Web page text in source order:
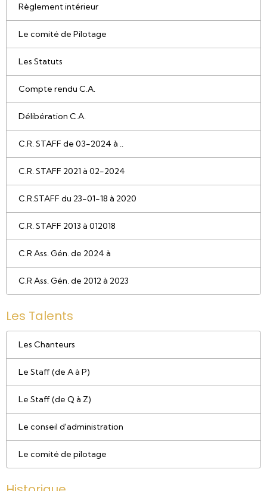
Règlement intérieur
Le comité de Pilotage
Les Statuts
Compte rendu C.A.
Délibération C.A.
C.R. STAFF de 03-2024 à ..
C.R. STAFF 2021 à 02-2024
C.R.STAFF du 23-01-18 à 2020
C.R. STAFF 2013 à 012018
C.R Ass. Gén. de 2024 à
C.R Ass. Gén. de 2012 à 2023
Les Talents
Les Chanteurs
Le Staff (de A à P)
Le Staff (de Q à Z)
Le conseil d'administration
Le comité de pilotage